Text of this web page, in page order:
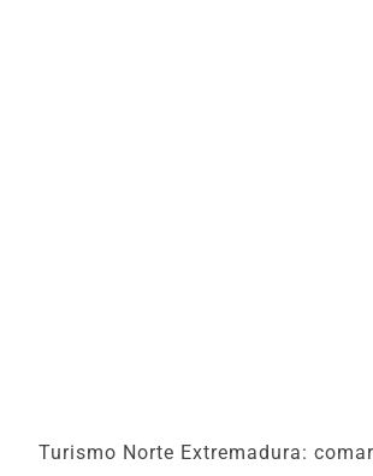
Turismo Norte Extremadura: